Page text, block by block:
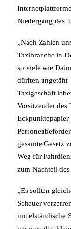
Niedergang des
„Nach Zahlen
Taxibranche in
so viele wie
dürften ungefähr
Taxigeschäft
Vorsitzender des
Eckpunktepapier
gesamte Gesetz
Weg für
zum Nachteil des
„Es sollten
Scheuer
mittelständische